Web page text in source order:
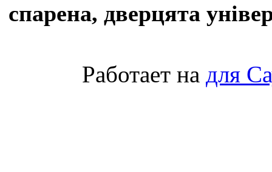
спарена, дверцята
Работает на для